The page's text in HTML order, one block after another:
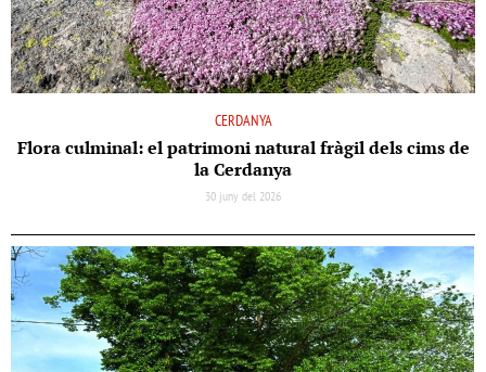
CERDANYA
Flora culminal: el patrimoni natural fràgil dels cims de
la Cerdanya
30 juny del 2026